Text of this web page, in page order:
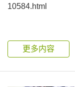
10584.html
更多内容